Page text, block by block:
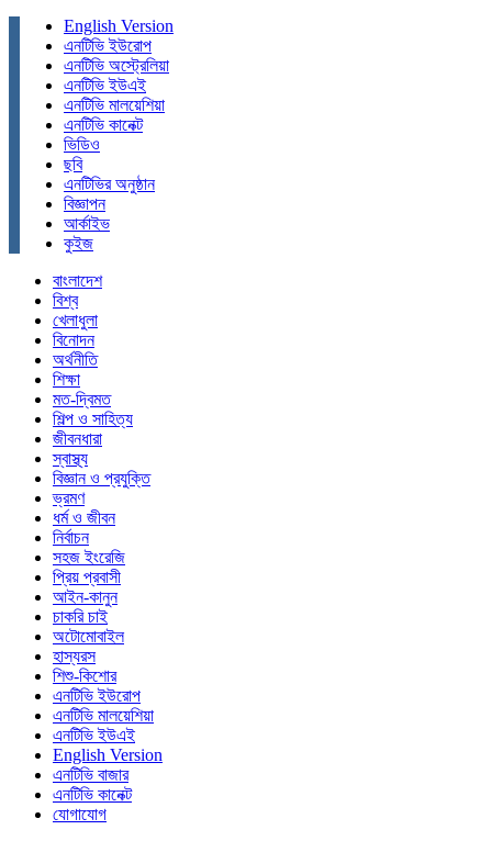
English Version
এনটিভি ইউরোপ
এনটিভি অস্ট্রেলিয়া
এনটিভি ইউএই
এনটিভি মালয়েশিয়া
এনটিভি কানেক্ট
ভিডিও
ছবি
এনটিভির অনুষ্ঠান
বিজ্ঞাপন
আর্কাইভ
কুইজ
বাংলাদেশ
বিশ্ব
খেলাধুলা
বিনোদন
অর্থনীতি
শিক্ষা
মত-দ্বিমত
শিল্প ও সাহিত্য
জীবনধারা
স্বাস্থ্য
বিজ্ঞান ও প্রযুক্তি
ভ্রমণ
ধর্ম ও জীবন
নির্বাচন
সহজ ইংরেজি
প্রিয় প্রবাসী
আইন-কানুন
চাকরি চাই
অটোমোবাইল
হাস্যরস
শিশু-কিশোর
এনটিভি ইউরোপ
এনটিভি মালয়েশিয়া
এনটিভি ইউএই
English Version
এনটিভি বাজার
এনটিভি কানেক্ট
যোগাযোগ